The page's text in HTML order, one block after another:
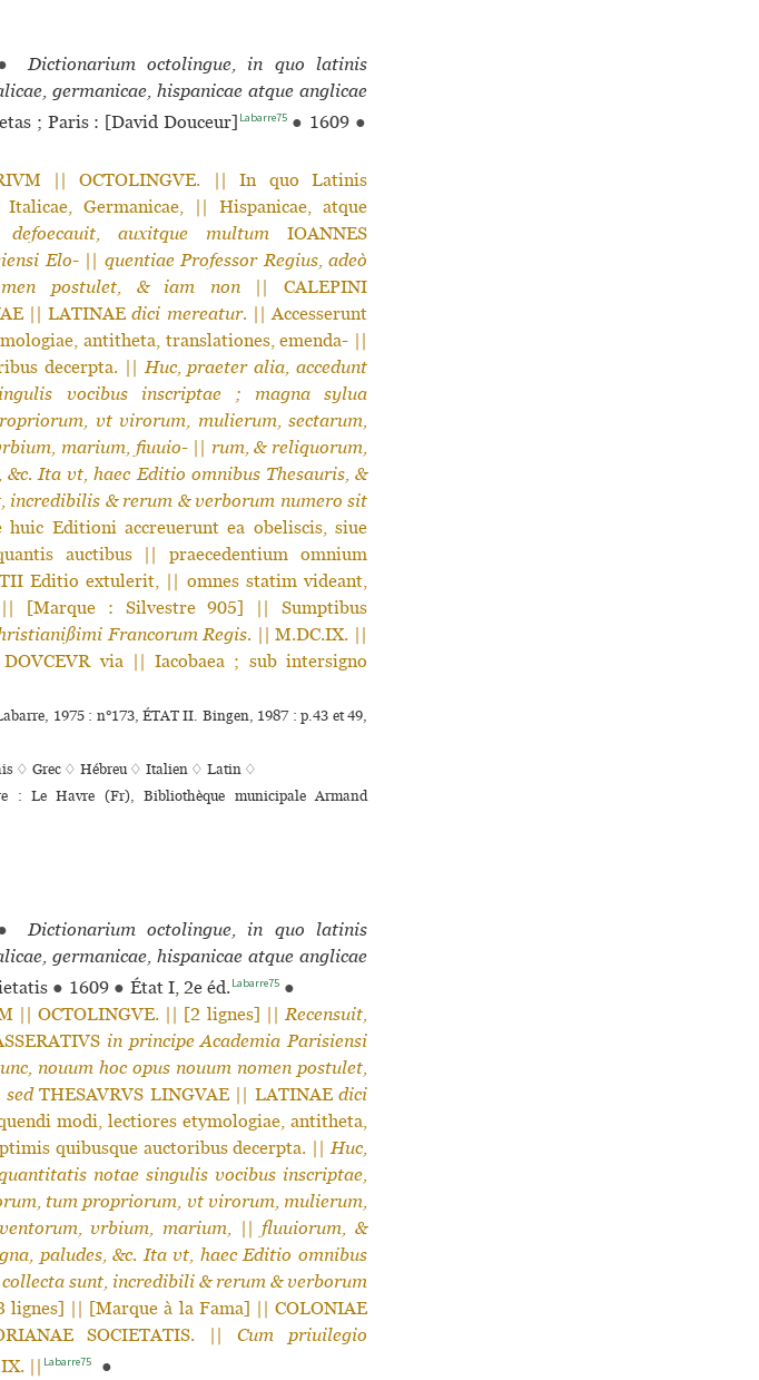
Dictionarium octolingue, in quo latinis
germanicae, hispanicae atque anglicae
; Paris : [David Douceur] Labarre75 ● 1609 ●
|| OCTOLINGVE. || In quo Latinis
Germanicae, || Hispanicae, atque
defoecauit, auxitque multum IOANNES
Elo-|| quentiae Professor Regius, adeò
postulet, & iam non|| CALEPINI
|| LATINAEdici mereatur. || Accesserunt
antitheta, translationes, emenda- ||
decerpta. ||Huc, praeter alia, accedunt
vocibus inscriptae ; magna sylua
vt virorum, mulierum, sectarum,
marium, fiuuio-|| rum, & reliquorum,
Ita vt, haec Editio omnibus Thesauris, &
incredibilis & rerum & verborum numero sit
huic Editioni accreuerunt ea obeliscis, siue
auctibus || praecedentium omnium
Editio extulerit, || omnes statim videant,
[Marque : Silvestre 905] || Sumptibus
Francorum Regis. || M.DC.IX. ||
via || Iacobaea ; sub intersigno
1975 : n°173, ÉTAT II. Bingen, 1987 : p.43 et 49,
♢ Grec ♢ Hébreu ♢ Italien ♢ Latin ♢
: Le Havre (Fr), Bibliothèque muni­ci­pale Armand
Dictionarium octolingue, in quo latinis
germanicae, hispanicae atque anglicae
● 1609 ● État I, 2e éd. Labarre75 ●
|| OCTOLINGVE. || [2 lignes] ||Recensuit,
in principe Academia Parisiensi
nouum hoc opus nouum nomen postulet,
sedTHESAVRVS LINGVAE || LATINAEdici
modi, lectiores etymologiae, antitheta,
quibusque auctoribus decerpta. ||Huc,
notae singulis vocibus inscriptae,
tum propriorum, vt virorum, mulierum,
vrbium, marium, || fluuiorum, &
paludes, &c. Ita vt, haec Editio omnibus
sunt, incredibili & rerum & verborum
lignes] || [Marque à la Fama] || COLONIAE
SOCIETATIS. ||Cum priuilegio
|| Labarre75 ●